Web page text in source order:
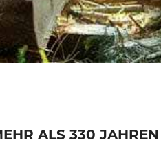
ALS 330 JAHREN